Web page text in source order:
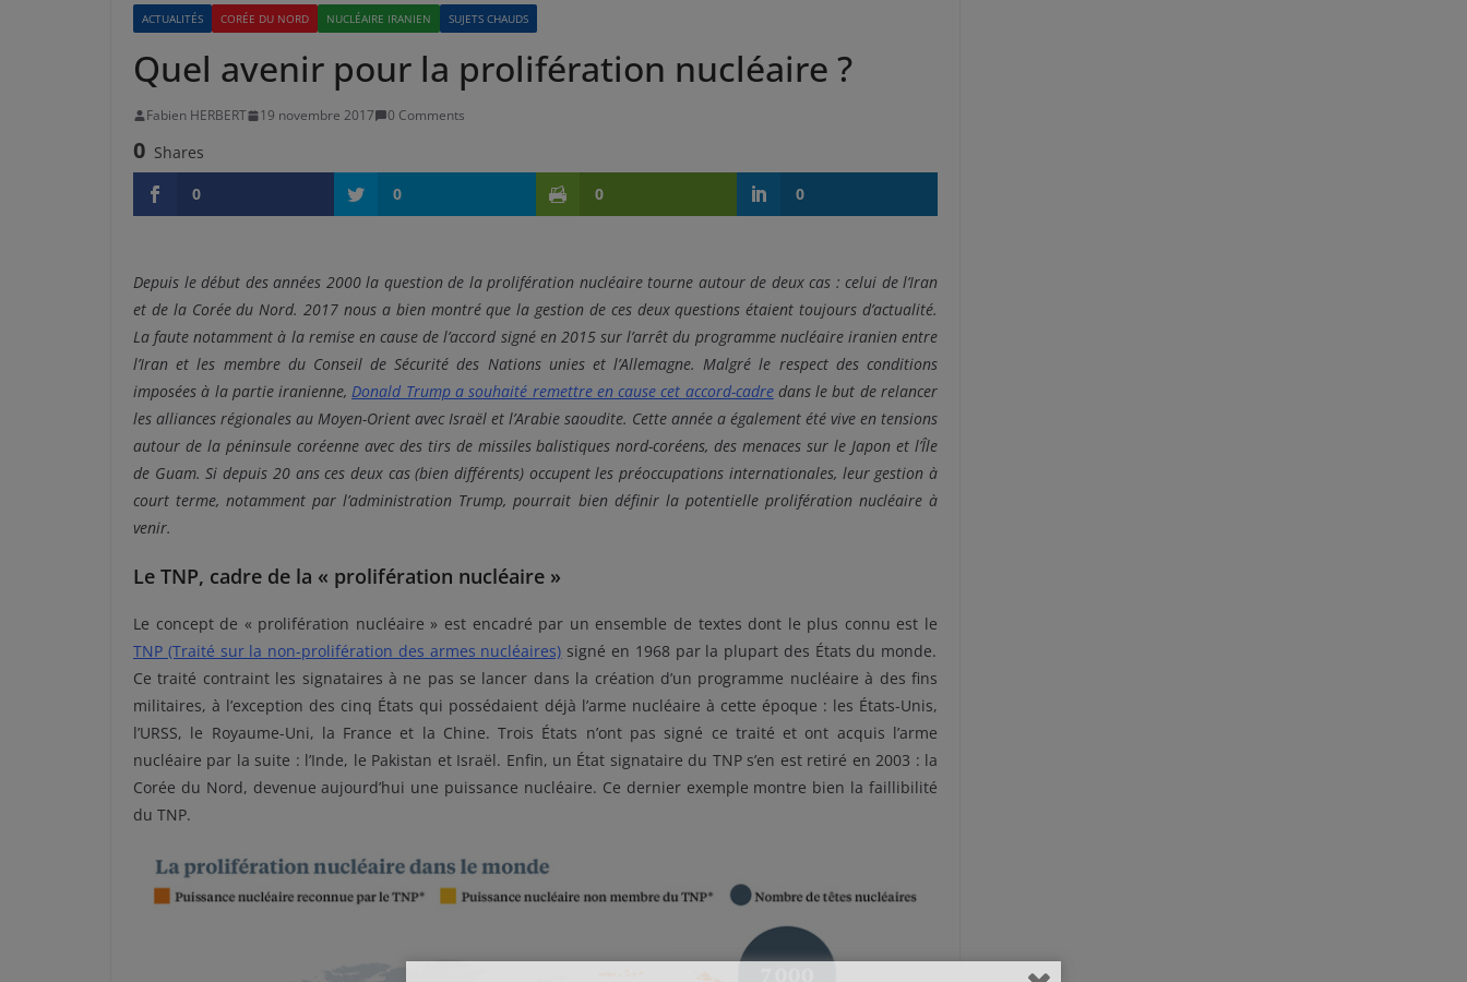
ACTUALITÉS CORÉE DU NORD NUCLÉAIRE IRANIEN SUJETS CHAUDS
Quel avenir pour la prolifération nucléaire ?
Fabien HERBERT 19 novembre 2017 0 Comments
0 Shares
0
0 0 0
Depuis le début des années 2000 la question de la prolifération nucléaire tourne autour de deux cas : celui de l’Iran
et de la Corée du Nord. 2017 nous a bien montré que la gestion de ces deux questions étaient toujours d’actualité.
La faute notamment à la remise en cause de l’accord signé en 2015 sur l’arrêt du programme nucléaire iranien entre
l’Iran et les membre du Conseil de Sécurité des Nations unies et l’Allemagne. Malgré le respect des conditions
imposées à la partie iranienne,Donald Trump a souhaité remettre en cause cet accord-cadredans le but de relancer
les alliances régionales au Moyen-Orient avec Israël et l’Arabie saoudite. Cette année a également été vive en tensions
autour de la péninsule coréenne avec des tirs de missiles balistiques nord-coréens, des menaces sur le Japon et l’Île
de Guam. Si depuis 20 ans ces deux cas (bien différents) occupent les préoccupations internationales, leur gestion à
court terme, notamment par l’administration Trump, pourrait bien définir la potentielle prolifération nucléaire à
venir.
Le TNP, cadre de la « prolifération nucléaire »
Le concept de « prolifération nucléaire » est encadré par un ensemble de textes dont le plus connu est le
TNP (Traité sur la non-prolifération des armes nucléaires) signé en 1968 par la plupart des États du monde.
Ce traité contraint les signataires à ne pas se lancer dans la création d’un programme nucléaire à des fins
militaires, à l’exception des cinq États qui possédaient déjà l’arme nucléaire à cette époque : les États-Unis,
l’URSS, le Royaume-Uni, la France et la Chine. Trois États n’ont pas signé ce traité et ont acquis l’arme
nucléaire par la suite : l’Inde, le Pakistan et Israël. Enfin, un État signataire du TNP s’en est retiré en 2003 : la
Corée du Nord, devenue aujourd’hui une puissance nucléaire. Ce dernier exemple montre bien la faillibilité
du TNP.